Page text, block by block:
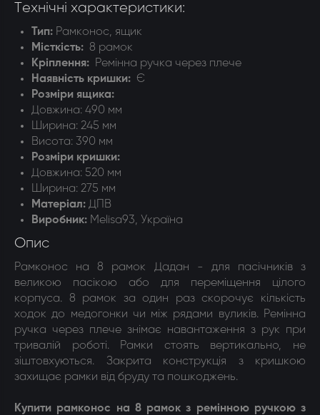
Технічні характеристики:
Тип: Рамконос, ящик
Місткість: 8 рамок
Кріплення: Ремінна ручка через плече
Наявність кришки: Є
Розміри ящика:
Довжина: 490 мм
Ширина: 245 мм
Висота: 390 мм
Розміри кришки:
Довжина: 520 мм
Ширина: 275 мм
Матеріал: ДПВ
Виробник: Melisa93, Україна
Опис
Рамконос на 8 рамок Дадан - для пасічників з
великою пасікою або для переміщення цілого
корпуса. 8 рамок за один раз скорочує кількість
ходок до медогонки чи між рядами вуликів. Ремінна
ручка через плече знімає навантаження з рук при
тривалій роботі. Рамки стоять вертикально, не
зіштовхуються. Закрита конструкція з кришкою
захищає рамки від бруду та пошкоджень.
Купити рамконос на 8 рамок з ремінною ручкоюз